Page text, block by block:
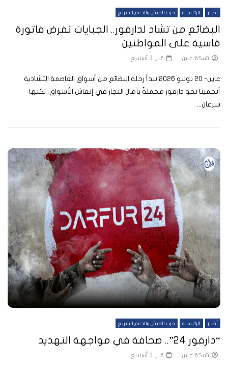
أخبار الرئيسية حرب الجيش والدعم السريع
البضائع من تشاد لدارفور.. الجبايات تفرض فاتورة
قاسية على المواطنين
شبكة عاين قبل 3 أسابيع
عاين- 20 يوليو 2026 تبدأ رحلة البضائع من أسواق العاصمة التشادية
أنجمينا نحو دارفور محملةً بآمال التجار في إنعاش الأسواق، لكنها
سرعان...
أخبار الرئيسية حرب الجيش والدعم السريع
“دارفور 24”.. صحافة في مواجهة التهديد
شبكة عاين قبل 3 أسابيع